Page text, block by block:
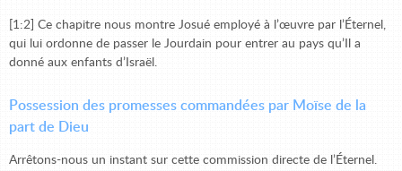
[1:2] Ce chapitre nous montre Josué employé à l’œuvre par l’Éternel,
qui lui ordonne de passer le Jourdain pour entrer au pays qu’Il a
donné aux enfants d’Israël.
Possession des promesses commandées par Moïse de la
part de Dieu
Arrêtons-nous un instant sur cette commission directe de l’Éternel.